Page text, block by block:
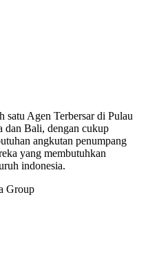
satu Agen Terbersar di Pulau
dan Bali, dengan cukup
angkutan penumpang
yang membutuhkan
indonesia.
Group